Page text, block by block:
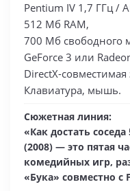
Pentium IV 1,7 ГГц /
512 Мб RAM,
700 Мб свободного
GeForce 3 или
DirectX-совместимая
Клавиатура, мышь.
Сюжетная линия:
«Как достать
(2008) — это пятая
комедийных игр,
«Бука» совместно с